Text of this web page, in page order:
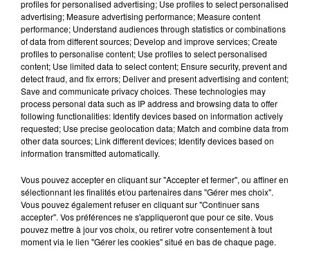
FIL D'ACTUS
profiles for personalised advertising; Use profiles to select personalised
advertising; Measure advertising performance; Measure content
performance; Understand audiences through statistics or combinations
of data from different sources; Develop and improve services; Create
profiles to personalise content; Use profiles to select personalised
content; Use limited data to select content; Ensure security, prevent and
detect fraud, and fix errors; Deliver and present advertising and content;
Save and communicate privacy choices. These technologies may
process personal data such as IP address and browsing data to offer
following functionalities: Identify devices based on information actively
requested; Use precise geolocation data; Match and combine data from
other data sources; Link different devices; Identify devices based on
information transmitted automatically.
Vous pouvez accepter en cliquant sur "Accepter et fermer", ou affiner en
sélectionnant les finalités et/ou partenaires dans "Gérer mes choix".
Vous pouvez également refuser en cliquant sur "Continuer sans
accepter". Vos préférences ne s'appliqueront que pour ce site. Vous
pouvez mettre à jour vos choix, ou retirer votre consentement à tout
moment via le lien "Gérer les cookies" situé en bas de chaque page.